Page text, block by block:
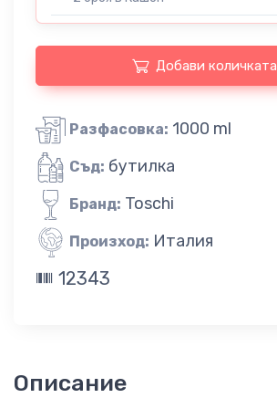
Добави количката
Разфасовка: 1000 ml
Съд: бутилка
Бранд: Toschi
Произход: Италия
12343
Описание